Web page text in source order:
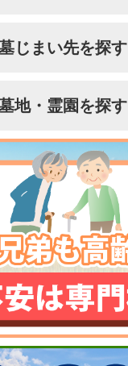
じまい先を探す
地・霊園を探す